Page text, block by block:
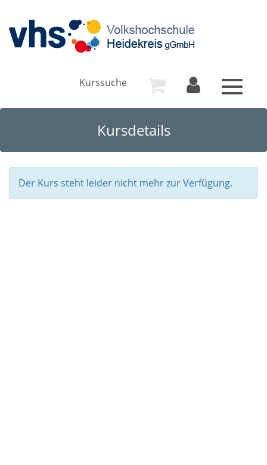
Kurssuche
Toggle
Kursdetails
Der Kurs steht leider nicht mehr zur Verfügung.